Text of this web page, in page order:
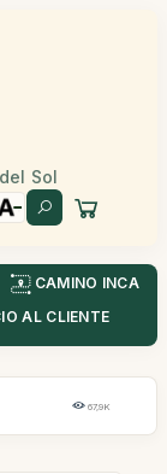
Sol
CAMINO INCA
AL CLIENTE
67,9K